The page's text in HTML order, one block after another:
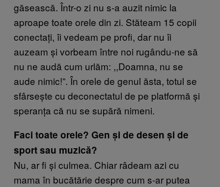
găsească. Într-o zi nu s-a auzit nimic la
aproape toate orele din zi. Stăteam 15 copii
conectați, îi vedeam pe profi, dar nu îi
auzeam și vorbeam între noi rugându-ne să
nu ne audă cum urlăm: ,,Doamna, nu se
aude nimic!”. În orele de genul ăsta, totul se
sfârsește cu deconectatul de pe platformă și
speranța că nu se supără nimeni.
Faci toate orele? Gen și de desen și de
sport sau muzică?
Nu, ar fi și culmea. Chiar râdeam azi cu
mama în bucătărie despre cum s-ar putea